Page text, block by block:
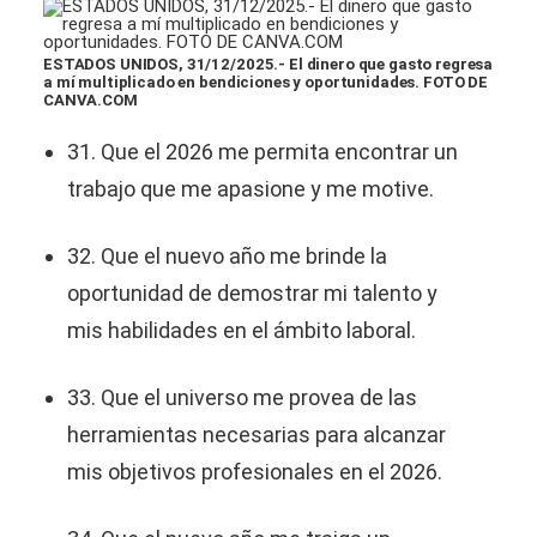
ESTADOS UNIDOS, 31/12/2025.- El dinero que gasto regresa
a mí multiplicado en bendiciones y oportunidades. FOTO DE
CANVA.COM
31. Que el 2026 me permita encontrar un
trabajo que me apasione y me motive.
32. Que el nuevo año me brinde la
oportunidad de demostrar mi talento y
mis habilidades en el ámbito laboral.
33. Que el universo me provea de las
herramientas necesarias para alcanzar
mis objetivos profesionales en el 2026.